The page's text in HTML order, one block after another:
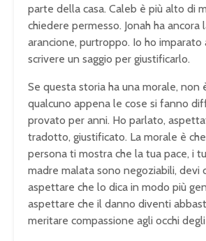
parte della casa. Caleb è più alto di
chiedere permesso. Jonah ha ancora
arancione, purtroppo. Io ho imparato
scrivere un saggio per giustificarlo.
Se questa storia ha una morale, non
qualcuno appena le cose si fanno
provato per anni. Ho parlato,
tradotto, giustificato. La morale è
persona ti mostra che la tua pace, i
madre malata sono negoziabili, devi
aspettare che lo dica in modo più
aspettare che il danno diventi
meritare compassione agli occhi